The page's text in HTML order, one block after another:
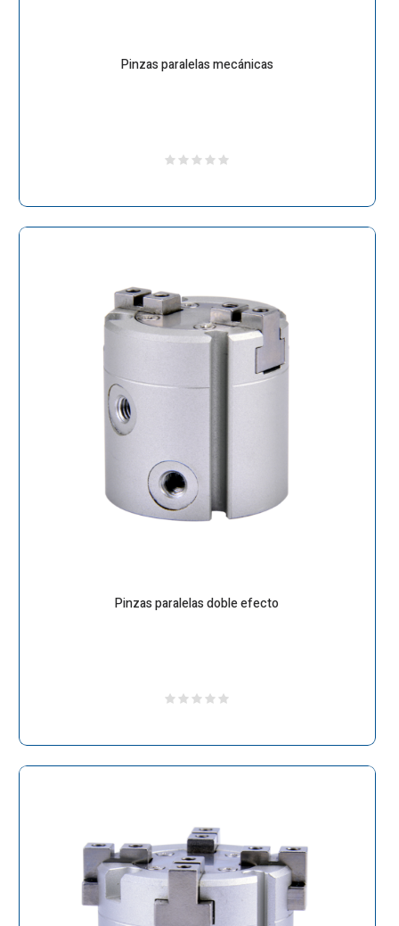
Pinzas paralelas mecánicas
Pinzas paralelas doble efecto